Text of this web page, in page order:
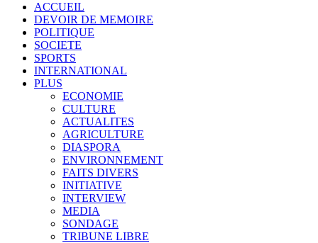
ACCUEIL
DEVOIR DE MEMOIRE
POLITIQUE
SOCIETE
SPORTS
INTERNATIONAL
PLUS
ECONOMIE
CULTURE
ACTUALITES
AGRICULTURE
DIASPORA
ENVIRONNEMENT
FAITS DIVERS
INITIATIVE
INTERVIEW
MEDIA
SONDAGE
TRIBUNE LIBRE